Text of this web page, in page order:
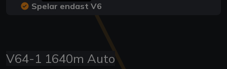
Spelar endast V6
V64-1 1640m Auto